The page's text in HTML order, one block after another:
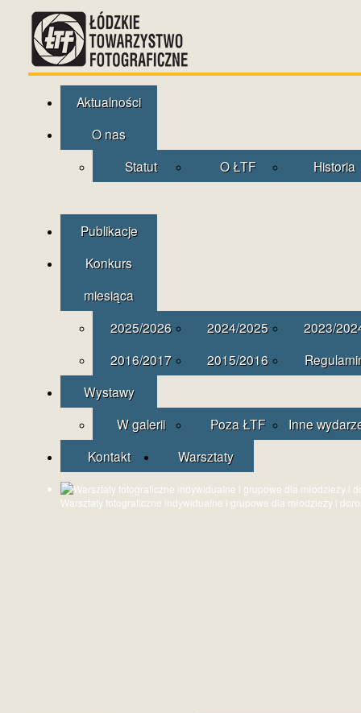
Aktualności
O nas
Statut
O ŁTF Historia
Publikacje
Konkurs
miesiąca
2025/2026
2024/2025
2023/
2016/2017
2015/2016
Wystawy
W galerii
Poza ŁTF
Inne
Kontakt
Warsztaty
Warsztaty fotograficzne indywidualne i grupowe dla młodzieży i